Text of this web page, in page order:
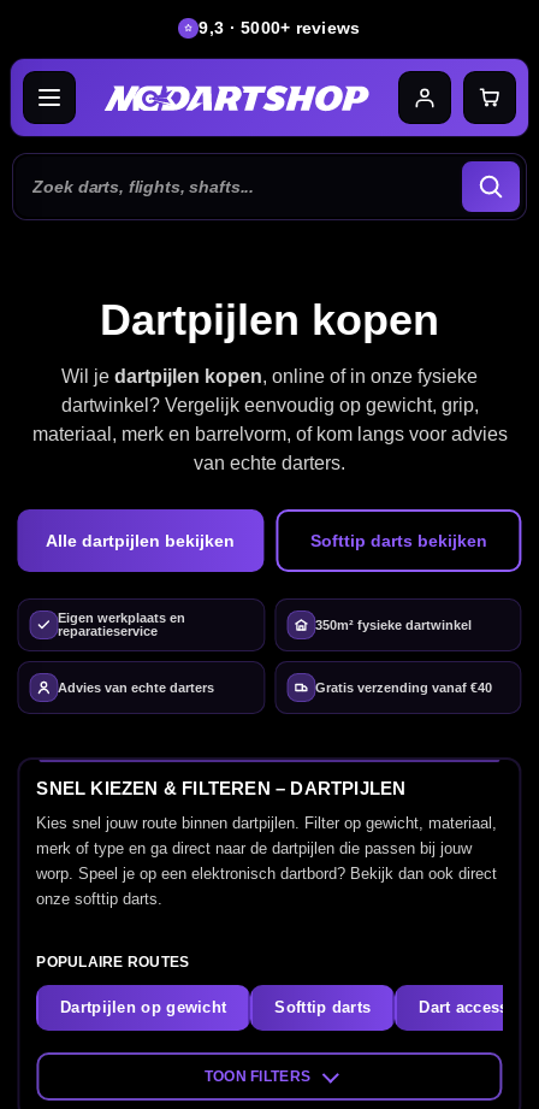
9,3 · 5000+ reviews
Dartpijlen kopen
Wil je dartpijlen kopen, online of in onze fysieke
dartwinkel? Vergelijk eenvoudig op gewicht, grip,
materiaal, merk en barrelvorm, of kom langs voor advies
van echte darters.
Alle dartpijlen bekijken Softtip darts bekijken
Eigen werkplaats en
reparatieservice
350m² fysieke dartwinkel
Advies van echte darters Gratis verzending vanaf €40
SNEL KIEZEN & FILTEREN – DARTPIJLEN
Kies snel jouw route binnen dartpijlen. Filter op gewicht, materiaal,
merk of type en ga direct naar de dartpijlen die passen bij jouw
worp. Speel je op een elektronisch dartbord? Bekijk dan ook direct
onze softtip darts.
POPULAIRE ROUTES
Dartpijlen op gewicht Softtip darts Dart
TOON FILTERS